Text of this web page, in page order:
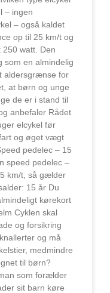
– ingen
– også kaldet
op til 25 km/t og
watt. Den
som en almindelig
aldersgrænse for
at børn og unge
de er i stand til
anbefaler Rådet
elcykel før
og øget vægt
pedelec – 15
speed pedelec –
km/t, så gælder
15 år Du
kørekort
Cyklen skal
og forsikring
og må
medmindre
til børn?
som forælder
sit barn køre